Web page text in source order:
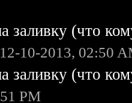
заливку (что
10-2013, 02:50
заливку (что
PM